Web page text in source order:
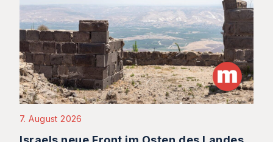
7. August 2026